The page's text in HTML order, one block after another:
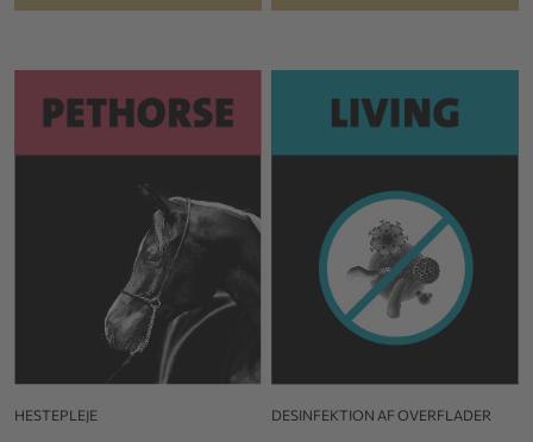
HESTEPLEJE DESINFEKTION AF OVERFLADER